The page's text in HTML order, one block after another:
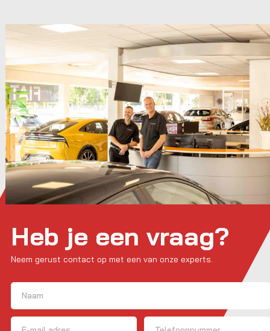
Heb je een vraag?
Neem gerust contact op met een van onze experts.
Naam
Voornaam
E-mailadres Telefoon